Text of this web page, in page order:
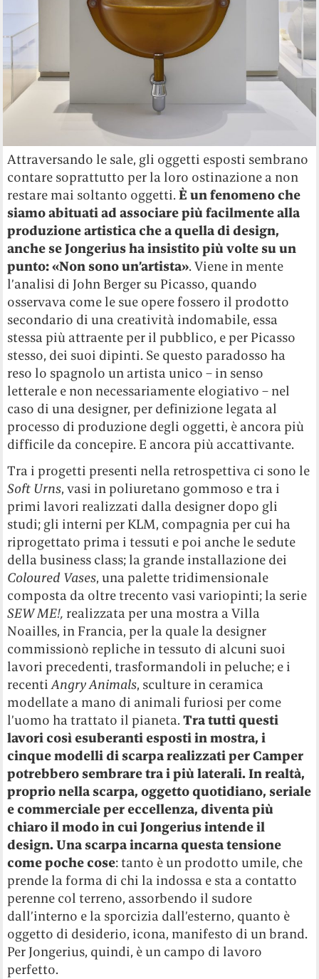
Attraversando le sale, gli oggetti esposti sembrano
contare soprattutto per la loro ostinazione a non
restare mai soltanto oggetti.È un fenomeno che
siamo abituati ad associare più facilmente alla
produzione artistica che a quella di design,
anche se Jongerius ha insistito più volte su un
punto: «Non sono un’artista». Viene in mente
l’analisi di John Berger su Picasso, quando
osservava come le sue opere fossero il prodotto
secondario di una creatività indomabile, essa
stessa più attraente per il pubblico, e per Picasso
stesso, dei suoi dipinti. Se questo paradosso ha
reso lo spagnolo un artista unico – in senso
letterale e non necessariamente elogiativo – nel
caso di una designer, per definizione legata al
processo di produzione degli oggetti, è ancora più
difficile da concepire. E ancora più accattivante.
Tra i progetti presenti nella retrospettiva ci sono le
Soft Urns, vasi in poliuretano gommoso e tra i
primi lavori realizzati dalla designer dopo gli
studi; gli interni per KLM, compagnia per cui ha
riprogettato prima i tessuti e poi anche le sedute
della business class; la grande installazione dei
Coloured Vases, una palette tridimensionale
composta da oltre trecento vasi variopinti; la serie
SEW ME!, realizzata per una mostra a Villa
Noailles, in Francia, per la quale la designer
commissionò repliche in tessuto di alcuni suoi
lavori precedenti, trasformandoli in peluche; e i
recentiAngry Animals, sculture in ceramica
modellate a mano di animali furiosi per come
l’uomo ha trattato il pianeta.Tra tutti questi
lavori così esuberanti esposti in mostra, i
cinque modelli di scarpa realizzati per Camper
potrebbero sembrare tra i più laterali. In realtà,
proprio nella scarpa, oggetto quotidiano, seriale
e commerciale per eccellenza, diventa più
chiaro il modo in cui Jongerius intende il
design. Una scarpa incarna questa tensione
come poche cose: tanto è un prodotto umile, che
prende la forma di chi la indossa e sta a contatto
perenne col terreno, assorbendo il sudore
dall’interno e la sporcizia dall’esterno, quanto è
oggetto di desiderio, icona, manifesto di un brand.
Per Jongerius, quindi, è un campo di lavoro
perfetto.